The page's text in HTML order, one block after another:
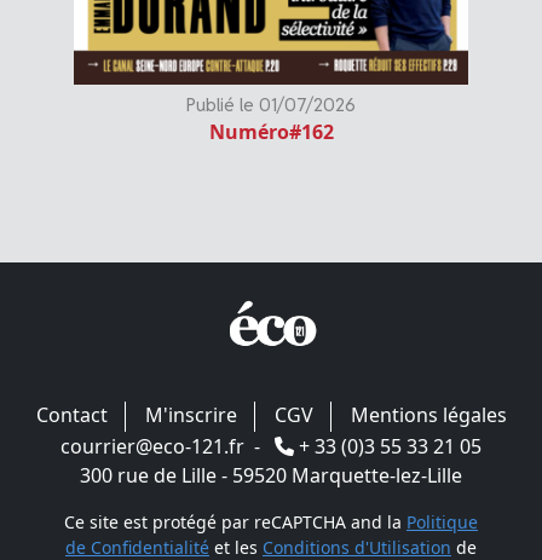
Publié le 01/07/2026
Numéro#162
Contact M'inscrire CGV
Mentions légales
courrier@eco-121.fr -
+ 33 (0)3 55 33 21 05
300 rue de Lille - 59520 Marquette-lez-Lille
Ce site est protégé par reCAPTCHA and la Politique
de Confidentialitéet les Conditions d'Utilisation de